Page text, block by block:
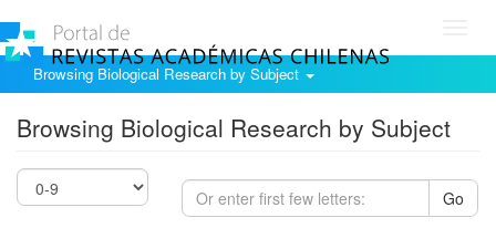
Browsing Biological Research by Subject
Browsing Biological Research by Subject
Go